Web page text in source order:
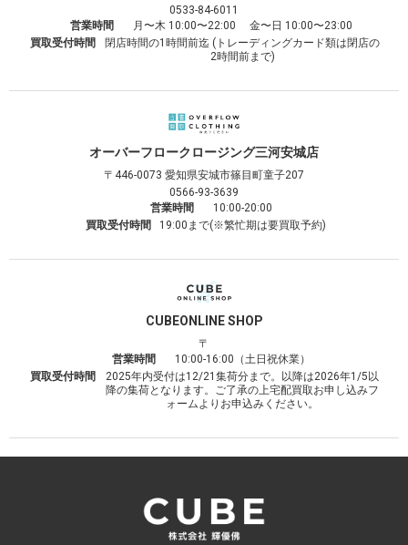
0533-84-6011
営業時間
月〜木 10:00〜22:00 金〜日 10:00〜23:00
買取受付時間
閉店時間の1時間前迄 (トレーディングカード類は閉店の
2時間前まで)
オーバーフロークロージング三河安城店
〒446-0073 愛知県安城市篠目町童子207
0566-93-3639
営業時間
10:00-20:00
買取受付時間
19:00まで(※繁忙期は要買取予約)
CUBEONLINE SHOP
〒
営業時間
10:00-16:00（土日祝休業）
買取受付時間
2025年内受付は12/21集荷分まで。以降は2026年1/5以
降の集荷となります。ご了承の上宅配買取お申し込みフ
ォームよりお申込みください。